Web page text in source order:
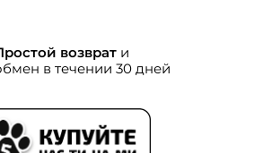
возврати
в течении 30 дней